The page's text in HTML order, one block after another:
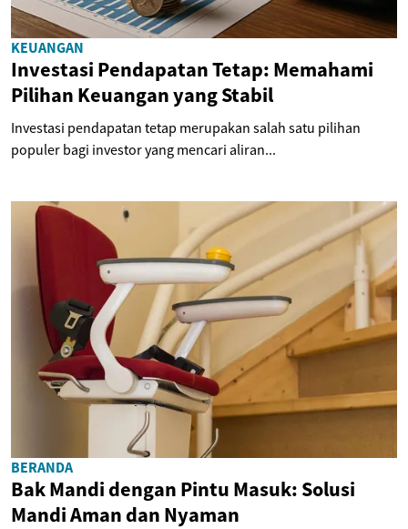
KEUANGAN
Investasi Pendapatan Tetap: Memahami
Pilihan Keuangan yang Stabil
Investasi pendapatan tetap merupakan salah satu pilihan
populer bagi investor yang mencari aliran...
BERANDA
Bak Mandi dengan Pintu Masuk: Solusi
Mandi Aman dan Nyaman